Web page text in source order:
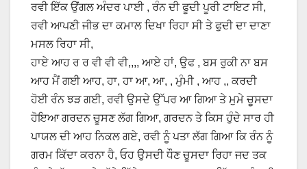
ਰਵੀ ਇੱਕ ਉਂਗਲ ਅੰਦਰ ਪਾਈ , ਰੰਨ ਦੀ ਫੂਦੀ ਪੂਰੀ ਟਾਇਟ ਸੀ,
ਰਵੀ ਆਪਣੀ ਜੀਭ ਦਾ ਕਮਾਲ ਦਿਖਾ ਰਿਹਾ ਸੀ ਤੇ ਫੁਦੀ ਦਾ ਦਾਣਾ
ਮਸਲ ਰਿਹਾ ਸੀ,
ਹਾਏ ਆਹ ਰ ਰ ਵੀ ਵੀ ਵੀ,,,, ਆਏ ਹਾਂ, ਉਫ , ਬਸ ਰੁਕੀ ਨਾ ਬਸ
ਆਹ ਮੈਂ ਗਈ ਆਹ, ਹਾ, ਹਾ ਆ, ਆ, , ਮੁੰਮੀ , ਆਹ ,, ਕਰਦੀ
ਹੋਈ ਰੰਨ ਝੜ ਗਈ, ਰਵੀ ਉਸਦੇ ਉੱਪਰ ਆ ਗਿਆ ਤੇ ਮੁਮੇ ਚੂਸਦਾ
ਹੋਇਆ ਗਰਦਨ ਚੂਸਣ ਲੱਗ ਗਿਆ, ਗਰਦਨ ਤੇ ਕਿਸ ਹੁੰਦੇ ਸਾਰ ਹੀ
ਪਾਯਲ ਦੀ ਆਹ ਨਿਕਲ ਗਏ, ਰਵੀ ਨੂੰ ਪਤਾ ਲੱਗ ਗਿਆ ਕਿ ਰੰਨ ਨੂੰ
ਗਰਮ ਕਿੱਦਾ ਕਰਨਾ ਹੈ, ਓਹ ਉਸਦੀ ਧੌਣ ਚੂਸਦਾ ਰਿਹਾ ਜਦ ਤਕ